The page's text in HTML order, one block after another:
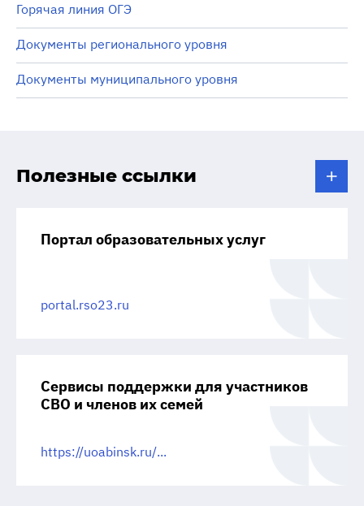
Горячая линия ОГЭ
Документы регионального уровня
Документы муниципального уровня
Полезные ссылки
Портал образовательных услуг
portal.rso23.ru
Сервисы поддержки для участников
СВО и членов их семей
https://uoabinsk.ru/...